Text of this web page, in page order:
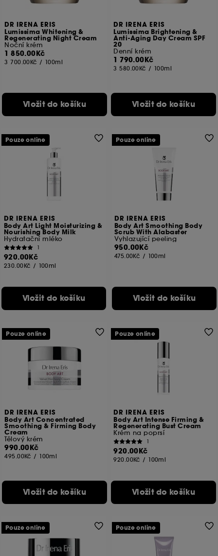
DR IRENA ERIS
Lumissima Whitening &
Regenerating Night Cream
Noční krém
1 850.00Kč
3 700.00Kč / 100ml
Vložit do košíku
DR IRENA ERIS
Lumissima Brightening &
Anti-Aging Day Cream SPF
20
Denní krém
1 790.00Kč
3 580.00Kč / 100ml
Vložit do košíku
DR IRENA ERIS
Body Art Light Moisturizing &
Nourishing Body Milk
Hydratační mléko
1
920.00Kč
230.00Kč / 100ml
Vložit do košíku
Pouze online
DR IRENA ERIS
Body Art Smoothing Body
Scrub With Alabaster
Vyhlazující peeling
950.00Kč
475.00Kč / 100ml
Vložit do košíku
Pouze online
DR IRENA ERIS
Body Art Concentrated
Smoothing & Firming Body
Cream
Tělový krém
990.00Kč
495.00Kč / 100ml
Vložit do košíku
Pouze online
DR IRENA ERIS
Body Art Intense Firming &
Regenerating Bust Cream
Krém na poprsí
1
920.00Kč
920.00Kč / 100ml
Vložit do košíku
Pouze online
Pouze online Pouze online
vyžaduje váš souhlas. Své volby týkající se používání
souborů cookies můžete upravit pomocí tlačítka níže
"Upravit nastavení" nebo zvolit možnost "Přijmout vše".
Svůj souhlas můžete kdykoli odvolat. Pokud chcete
získat více informací o souborech cookies, klikněte